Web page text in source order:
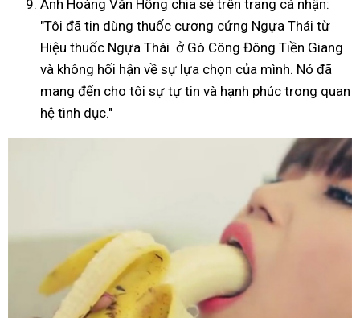
Anh Hoàng Văn Hồng chia sẻ trên trang cá nhận:
"Tôi đã tin dùng thuốc cương cứng Ngựa Thái từ
Hiệu thuốc Ngựa Thái ở Gò Công Đông Tiền Giang
và không hối hận về sự lựa chọn của mình. Nó đã
mang đến cho tôi sự tự tin và hạnh phúc trong quan
hệ tình dục."